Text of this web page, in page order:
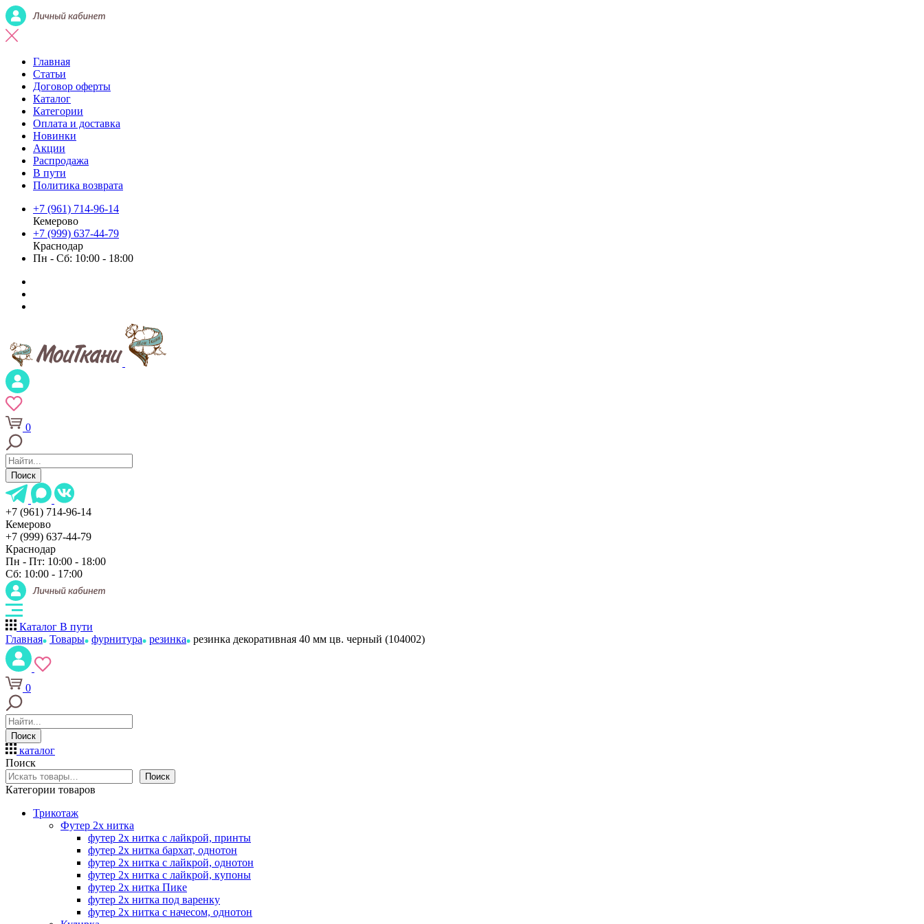
Главная
Статьи
Договор оферты
Каталог
Категории
Оплата и доставка
Новинки
Акции
Распродажа
В пути
Политика возврата
+7 (961) 714-96-14
Кемерово
+7 (999) 637-44-79
Краснодар
Пн - Сб: 10:00 - 18:00
0
Поиск
+7 (961) 714-96-14
Кемерово
+7 (999) 637-44-79
Краснодар
Пн - Пт: 10:00 - 18:00
Сб: 10:00 - 17:00
Каталог В пути
Главная Товары фурнитура резинка резинка декоративная 40 мм цв. черный (104002)
0
Поиск
каталог
Поиск
Поиск
Категории товаров
Трикотаж
Футер 2х нитка
футер 2х нитка с лайкрой, принты
футер 2х нитка бархат, однотон
футер 2х нитка с лайкрой, однотон
футер 2х нитка с лайкрой, купоны
футер 2х нитка Пике
футер 2х нитка под варенку
футер 2х нитка с начесом, однотон